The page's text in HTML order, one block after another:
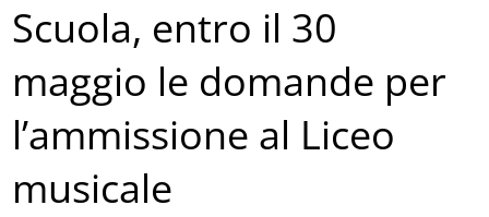
Scuola, entro il 30
maggio le domande per
l’ammissione al Liceo
musicale